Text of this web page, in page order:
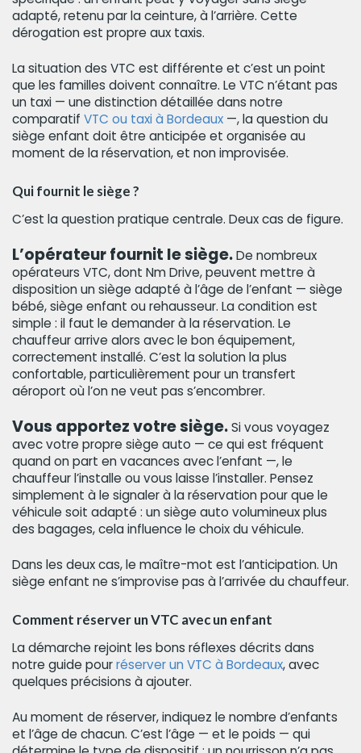
adapté, retenu par la ceinture, à l’arrière. Cette
dérogation est propre aux taxis.
La situation des VTC est différente et c’est un point
que les familles doivent connaître. Le VTC n’étant pas
un taxi — une distinction détaillée dans notre
comparatif VTC ou taxi à Bordeaux —, la question du
siège enfant doit être anticipée et organisée au
moment de la réservation, et non improvisée.
Qui fournit le siège ?
C’est la question pratique centrale. Deux cas de figure.
L’opérateur fournit le siège.De nombreux
opérateurs VTC, dont Nm Drive, peuvent mettre à
disposition un siège adapté à l’âge de l’enfant — siège
bébé, siège enfant ou rehausseur. La condition est
simple : il faut le demander à la réservation. Le
chauffeur arrive alors avec le bon équipement,
correctement installé. C’est la solution la plus
confortable, particulièrement pour un transfert
aéroport où l’on ne veut pas s’encombrer.
Vous apportez votre siège.Si vous voyagez
avec votre propre siège auto — ce qui est fréquent
quand on part en vacances avec l’enfant —, le
chauffeur l’installe ou vous laisse l’installer. Pensez
simplement à le signaler à la réservation pour que le
véhicule soit adapté : un siège auto volumineux plus
des bagages, cela influence le choix du véhicule.
Dans les deux cas, le maître-mot est l’anticipation. Un
siège enfant ne s’improvise pas à l’arrivée du chauffeur.
Comment réserver un VTC avec un enfant
La démarche rejoint les bons réflexes décrits dans
notre guide pourréserver un VTC à Bordeaux, avec
quelques précisions à ajouter.
Au moment de réserver, indiquez le nombre d’enfants
et l’âge de chacun. C’est l’âge — et le poids — qui